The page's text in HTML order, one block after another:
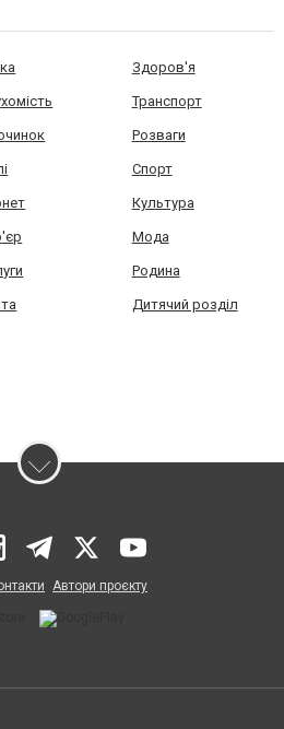
Здоров'я
Транспорт
Розваги
Спорт
Культура
Мода
Родина
Дитячий розділ
Автори проєкту